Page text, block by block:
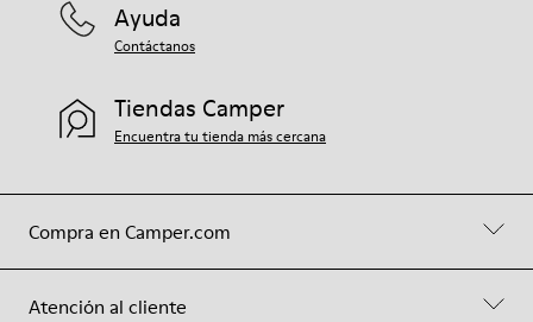
Compra en Camper.com
Atención al cliente
Ayuda
Contáctanos
Tiendas Camper
Encuentra tu tienda más cercana